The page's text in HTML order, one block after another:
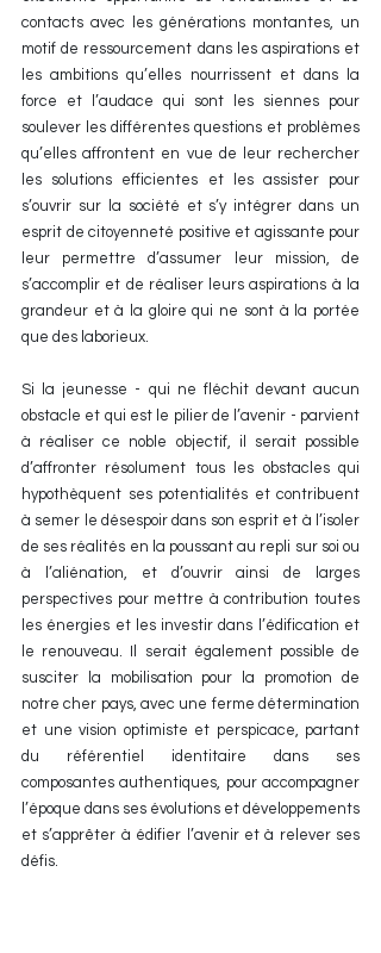
contacts avec les générations montantes, un
motif de ressourcement dans les aspirations et
les ambitions qu’elles nourrissent et dans la
force et l’audace qui sont les siennes pour
soulever les différentes questions et problèmes
qu’elles affrontent en vue de leur rechercher
les solutions efficientes et les assister pour
s’ouvrir sur la société et s’y intégrer dans un
esprit de citoyenneté positive et agissante pour
leur permettre d’assumer leur mission, de
s’accomplir et de réaliser leurs aspirations à la
grandeur et à la gloire qui ne sont à la portée
que des laborieux.
Si la jeunesse - qui ne fléchit devant aucun
obstacle et qui est le pilier de l’avenir - parvient
à réaliser ce noble objectif, il serait possible
d’affronter résolument tous les obstacles qui
hypothèquent ses potentialités et contribuent
à semer le désespoir dans son esprit et à l’isoler
de ses réalités en la poussant au repli sur soi ou
à l’aliénation, et d’ouvrir ainsi de larges
perspectives pour mettre à contribution toutes
les énergies et les investir dans l’édification et
le renouveau. Il serait également possible de
susciter la mobilisation pour la promotion de
notre cher pays, avec une ferme détermination
et une vision optimiste et perspicace, partant
du référentiel identitaire dans ses
composantes authentiques, pour accompagner
l’époque dans ses évolutions et développements
et s’apprêter à édifier l’avenir et à relever ses
défis.